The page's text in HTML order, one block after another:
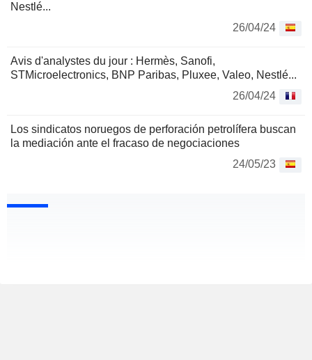
Nestlé...
26/04/24
Avis d'analystes du jour : Hermès, Sanofi,
STMicroelectronics, BNP Paribas, Pluxee, Valeo, Nestlé...
26/04/24
Los sindicatos noruegos de perforación petrolífera buscan
la mediación ante el fracaso de negociaciones
24/05/23